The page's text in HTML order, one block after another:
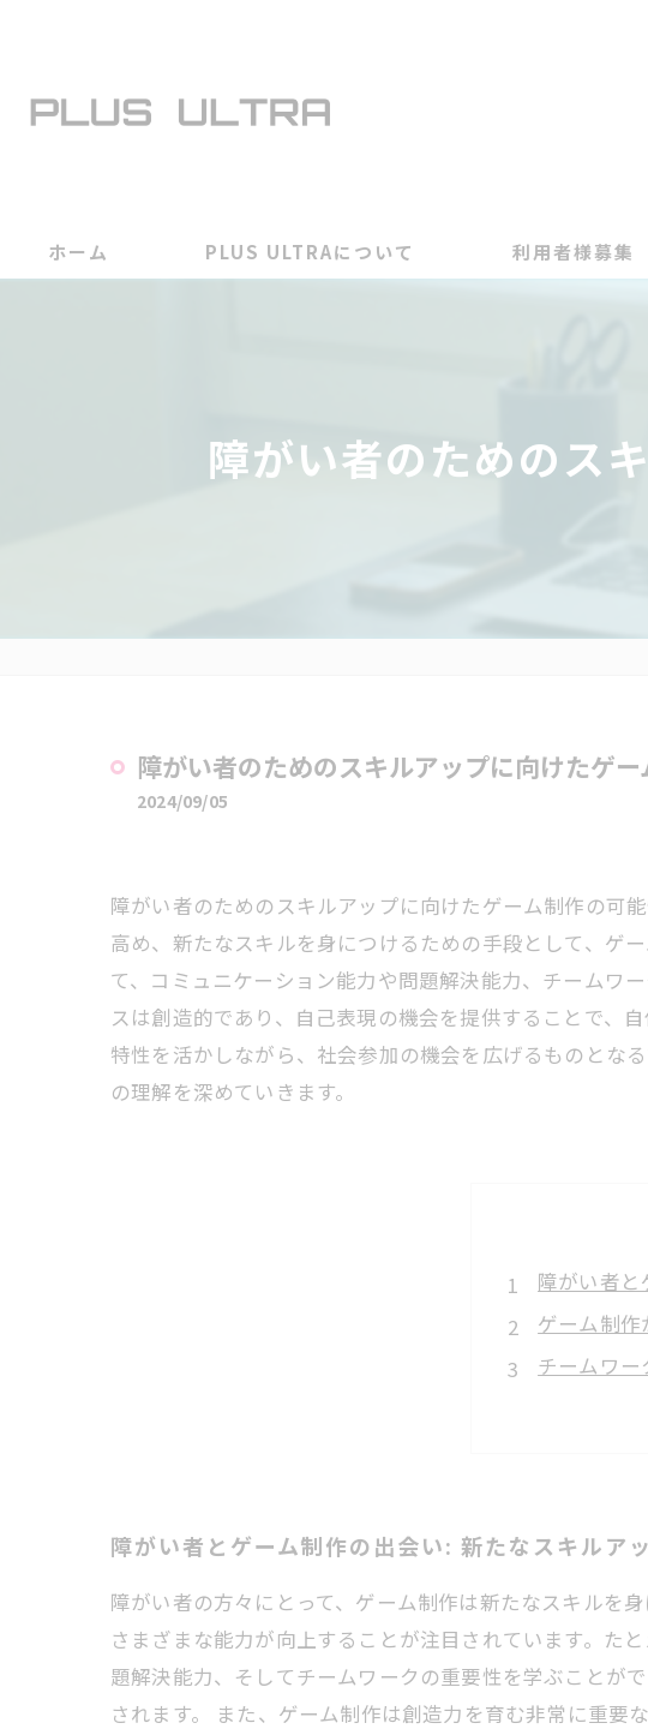
ホーム PLUS ULTRAについて 利用者様募集
障がい者のためのス
障がい者のためのスキルアップに向けたゲ
2024/09/05
障がい者のためのスキルアップに向けたゲーム制作の可
高め、新たなスキルを身につけるための手段として、ゲ
て、コミュニケーション能力や問題解決能力、チームワ
スは創造的であり、自己表現の機会を提供することで、
特性を活かしながら、社会参加の機会を広げるものとな
の理解を深めていきます。
障がい者
ゲーム制
チームワ
成功事例
新しい時代
障がい者とゲーム制作の出会い: 新たなスキルア
障がい者の方々にとって、ゲーム制作は新たなスキルを
さまざまな能力が向上することが注目されています。た
題解決能力、そしてチームワークの重要性を学ぶことが
されます。 また、ゲーム制作は創造力を育む非常に重要